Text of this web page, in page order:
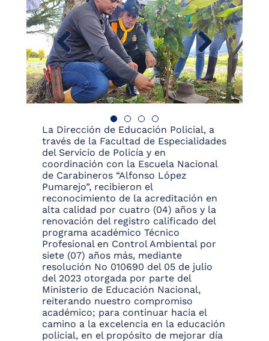
La Dirección de Educación Policial, a
través de la Facultad de Especialidades
del Servicio de Policía y en
coordinación con la Escuela Nacional
de Carabineros “Alfonso López
Pumarejo”, recibieron el
reconocimiento de la acreditación en
alta calidad por cuatro (04) años y la
renovación del registro calificado del
programa académico Técnico
Profesional en Control Ambiental por
siete (07) años más, mediante
resolución No 010690 del 05 de julio
del 2023 otorgada por parte del
Ministerio de Educación Nacional,
reiterando nuestro compromiso
académico; para continuar hacia el
camino a la excelencia en la educación
policial, en el propósito de mejorar día